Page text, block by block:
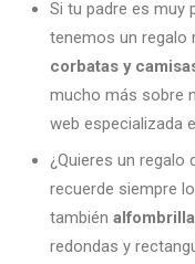
Si tu padre es muy
tenemos un regalo
corbatas y
mucho más sobre
web especializada
¿Quieres un regalo
recuerde siempre
también
redondas y